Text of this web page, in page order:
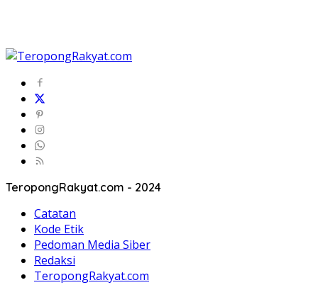
TeropongRakyat.com - 2024
Catatan
Kode Etik
Pedoman Media Siber
Redaksi
TeropongRakyat.com